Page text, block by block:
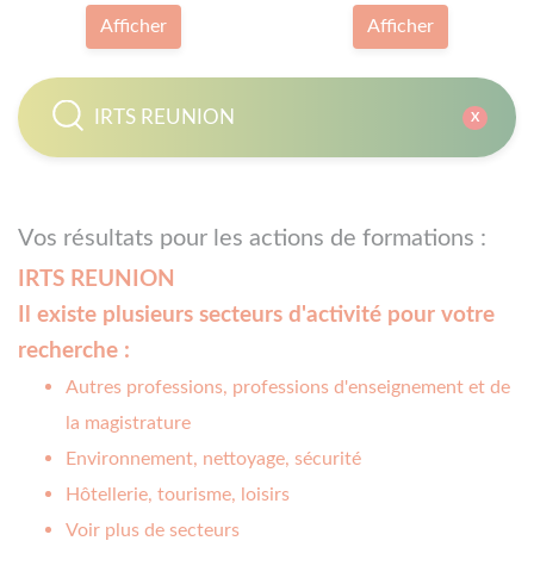
X
Afficher Afficher
Vos résultats pour les actions de formations :
IRTS REUNION
Il existe plusieurs secteurs d'activité pour votre
recherche :
Autres professions, professions d'enseignement et de
la magistrature
Environnement, nettoyage, sécurité
Hôtellerie, tourisme, loisirs
Voir plus de secteurs